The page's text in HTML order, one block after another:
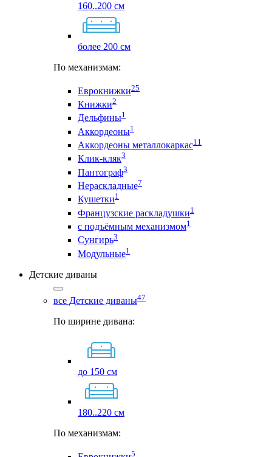
160..200 см
более 200 см
По механизмам:
Еврокнижки25
Книжки2
Дельфины1
Аккордеоны1
Аккордеоны металлокаркас11
Клик-кляк3
Пантограф3
Нераскладные7
Кушетки1
Французские раскладушки1
с подъёмным механизмом1
Сунгирь3
Модульные1
Детские диваны
все Детские диваны47
По ширине дивана:
до 150 см
180..220 см
По механизмам:
5